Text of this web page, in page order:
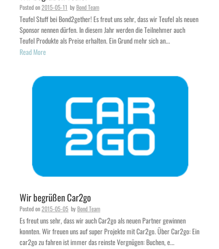
Posted on2015-05-11 byBond Team
Teufel Stuff bei Bond2gether! Es freut uns sehr, dass wir Teufel als neuen
Sponsor nennen dürfen. In diesem Jahr werden die Teilnehmer auch
Teufel Produkte als Preise erhalten. Ein Grund mehr sich an...
Read More
Wir begrüßen Car2go
Posted on2015-05-05 byBond Team
Es freut uns sehr, dass wir auch Car2go als neuen Partner gewinnen
konnten. Wir freuen uns auf super Projekte mit Car2go. Über Car2go: Ein
car2go zu fahren ist immer das reinste Vergnügen: Buchen, e...